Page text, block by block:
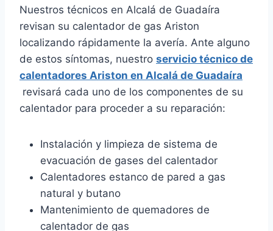
Nuestros técnicos en Alcalá de Guadaíra
revisan su calentador de gas Ariston
localizando rápidamente la avería. Ante alguno
de estos síntomas, nuestro servicio técnico de
calentadores Ariston en Alcalá de Guadaíra
revisará cada uno de los componentes de su
calentador para proceder a su reparación:
Instalación y limpieza de sistema de
evacuación de gases del calentador
Calentadores estanco de pared a gas
natural y butano
Mantenimiento de quemadores de
calentador de gas